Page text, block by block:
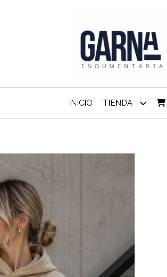
INICIO TIENDA